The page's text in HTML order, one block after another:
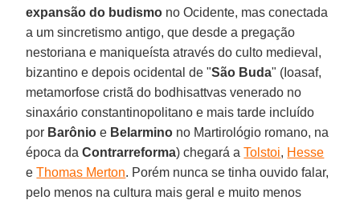
expansão do budismo no Ocidente, mas conectada
a um sincretismo antigo, que desde a pregação
nestoriana e maniqueísta através do culto medieval,
bizantino e depois ocidental de "São Buda" (Ioasaf,
metamorfose cristã do bodhisattvas venerado no
sinaxário constantinopolitano e mais tarde incluído
por Barônio e Belarmino no Martirológio romano, na
época daContrarreforma) chegará aTolstoi, Hesse
eThomas Merton. Porém nunca se tinha ouvido falar,
pelo menos na cultura mais geral e muito menos